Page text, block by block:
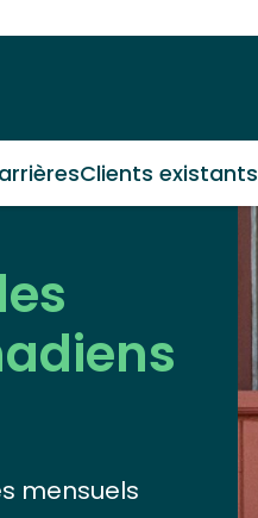
Clients existants
mensuels